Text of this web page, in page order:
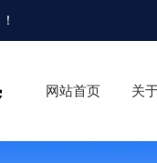
！
网站首页 关